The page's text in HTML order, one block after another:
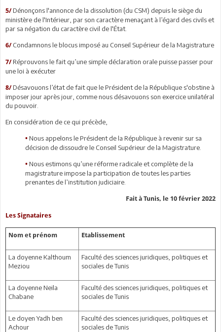
5/Dénonçons l'annonce de la dissolution (du CSM) depuis le siège du
ministère de l'Intérieur, par son caractère menaçant à l’égard des civils et
par sa négation du caractère civil de l'État.
6/Condamnons le blocus imposé au Conseil Supérieur de la Magistrature
7/Réprouvons le fait qu’une simple déclaration orale puisse passer pour
une loi à exécuter
8/Désavouons l’état de fait que le Président de la République s'obstine à
imposer jour après jour, comme nous désavouons son exercice unilatéral
du pouvoir.
En considération de ce qui précède,
• Nous appelons le Président de la République à revenir sur sa
décision de dissoudre le Conseil Supérieur de la Magistrature.
• Nous estimons qu’une réforme radicale et complète de la
magistrature impose la participation de toutes les parties
prenantes de l’institution judiciaire.
Fait à Tunis, le 10 février 2022
Les Signataires
Nom et prénom Etablissement
La doyenne Kalthoum
Meziou
Faculté des sciences juridiques, politiques et
sociales de Tunis
La doyenne Neila
Chabane
Faculté des sciences juridiques, politiques et
sociales de Tunis
Le doyen Yadh ben
Achour
Faculté des sciences juridiques, politiques et
sociales de Tunis